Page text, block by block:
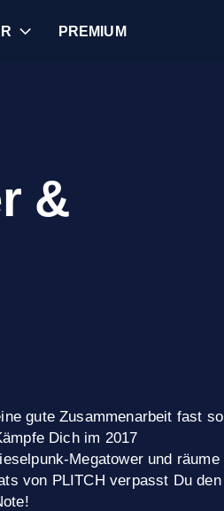
PREMIUM
&
gute Zusammenarbeit fast so
Dich im 2017
Megatower und räume
von PLITCH verpasst Du den